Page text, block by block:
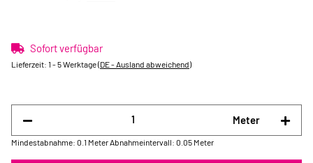
Sofort verfügbar
Lieferzeit: 1 - 5 Werktage(DE - Ausland abweichend)
Meter
Mindestabnahme: 0.1 Meter Abnahmeintervall: 0.05 Meter